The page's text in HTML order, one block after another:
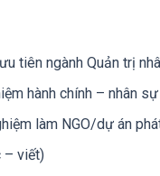
tiên ngành Quản trị
hành chính – nhân sự
làm NGO/dự án
– viết)